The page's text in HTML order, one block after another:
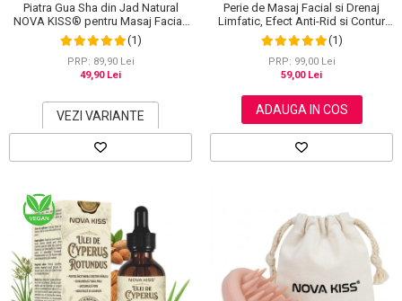
Piatra Gua Sha din Jad Natural
NOVA KISS® pentru Masaj Facial,
Antirid si Drenaj Limfatic, Include
Saculet de Bumbac
(1)
PRP: 89,90 Lei
49,90 Lei
VEZI VARIANTE
Perie de Masaj Facial si Drenaj
Limfatic, Efect Anti-Rid si Contur
Maxilar, NOVA KISS®
(1)
PRP: 99,00 Lei
59,00 Lei
ADAUGA IN COS